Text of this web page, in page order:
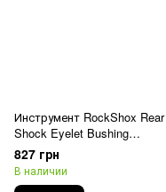
Инструмент RockShox Rear
Shock Eyelet Bushing
Removal/Install Tool 12 mm
(11.4309.151.000)
827 грн
В наличии